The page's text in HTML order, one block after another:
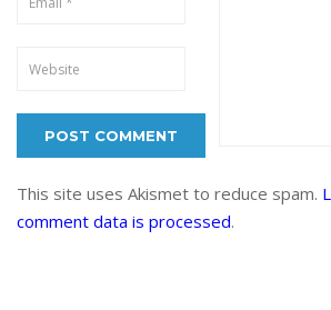
This site uses Akismet to reduce spam.
comment data is processed.